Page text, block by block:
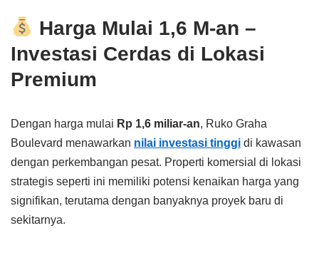
Harga Mulai 1,6 M-an –
Investasi Cerdas di Lokasi
Premium
Dengan harga mulai Rp 1,6 miliar-an, Ruko Graha
Boulevard menawarkan nilai investasi tinggi di kawasan
dengan perkembangan pesat. Properti komersial di lokasi
strategis seperti ini memiliki potensi kenaikan harga yang
signifikan, terutama dengan banyaknya proyek baru di
sekitarnya.